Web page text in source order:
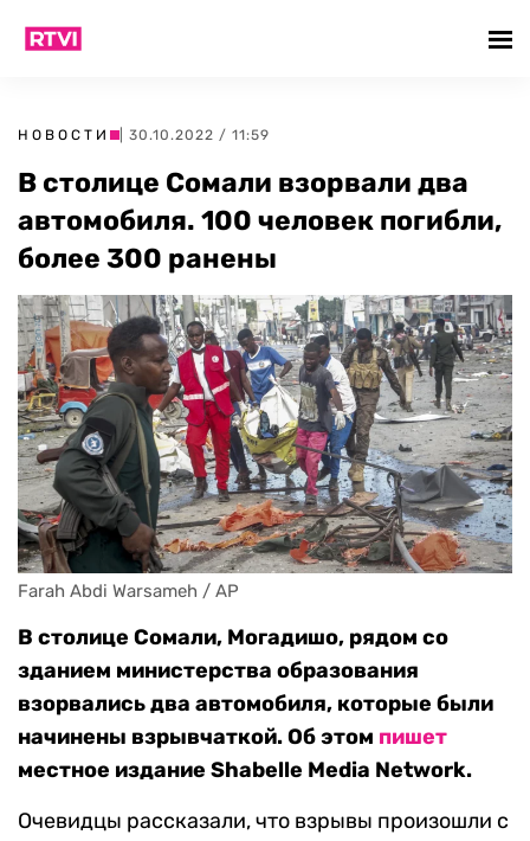
НОВОСТИ | 30.10.2022 / 11:59
В столице Сомали взорвали два
автомобиля. 100 человек погибли,
более 300 ранены
Farah Abdi Warsameh / AP
В столице Сомали, Могадишо, рядом со
зданием министерства образования
взорвались два автомобиля, которые были
начинены взрывчаткой. Об этом пишет
местное издание Shabelle Media Network.
Очевидцы рассказали, что взрывы произошли с